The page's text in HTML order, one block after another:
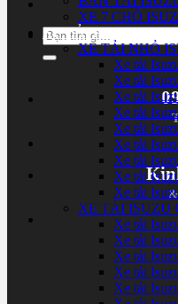
Tìm
kiếm:
XE 7 CHỖ
XE TẢI ISUZU
XE TẢI NHỎ
Xe tải
Xe tải
Xe tải
Xe tải
Xe tải
Xe tải
Xe tải
Xe tải
Xe tải
XE TẢI ISUZU
Xe tải
Xe tải
Xe tải
Xe tải
Xe tải